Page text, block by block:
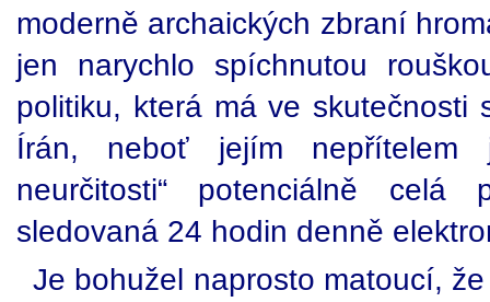
moderně archaických zbraní
jen narychlo spíchnutou
politiku, která má ve skutečnosti
Írán, neboť jejím nepřítelem
neurčitosti“ potenciálně
sledovaná 24 hodin denně
Je bohužel naprosto matoucí,